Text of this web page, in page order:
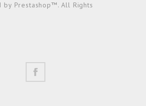
Prestashop™. All Rights